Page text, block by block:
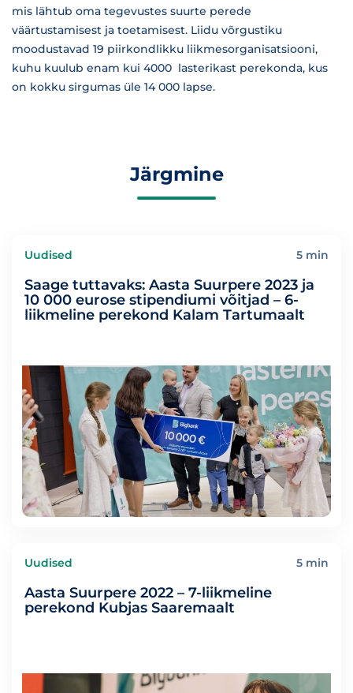
mis lähtub oma tegevustes suurte perede
väärtustamisest ja toetamisest. Liidu võrgustiku
moodustavad 19 piirkondlikku liikmesorganisatsiooni,
kuhu kuulub enam kui 4000 lasterikast perekonda, kus
on kokku sirgumas üle 14 000 lapse.
Järgmine
Uudised 5 min
Saage tuttavaks: Aasta Suurpere 2023 ja
10 000 eurose stipendiumi võitjad – 6-
liikmeline perekond Kalam Tartumaalt
Uudised 5 min
Aasta Suurpere 2022 – 7-liikmeline
perekond Kubjas Saaremaalt